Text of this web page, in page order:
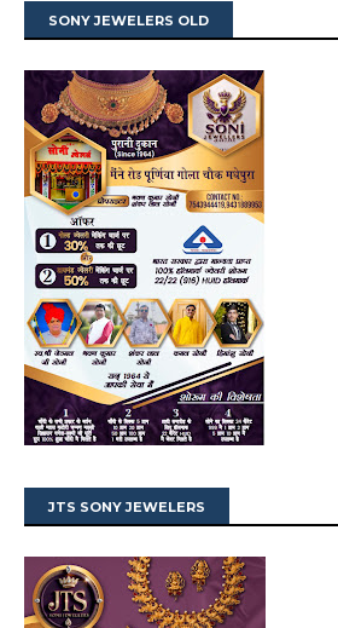
SONY JEWELERS OLD
JTS SONY JEWELERS